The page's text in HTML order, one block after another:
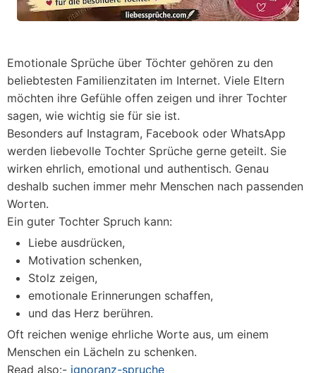
Emotionale Sprüche über Töchter gehören zu den
beliebtesten Familienzitaten im Internet. Viele Eltern
möchten ihre Gefühle offen zeigen und ihrer Tochter
sagen, wie wichtig sie für sie ist.
Besonders auf Instagram, Facebook oder WhatsApp
werden liebevolle Tochter Sprüche gerne geteilt. Sie
wirken ehrlich, emotional und authentisch. Genau
deshalb suchen immer mehr Menschen nach passenden
Worten.
Ein guter Tochter Spruch kann:
Liebe ausdrücken,
Motivation schenken,
Stolz zeigen,
emotionale Erinnerungen schaffen,
und das Herz berühren.
Oft reichen wenige ehrliche Worte aus, um einem
Menschen ein Lächeln zu schenken.
Read also:- ignoranz-spruche